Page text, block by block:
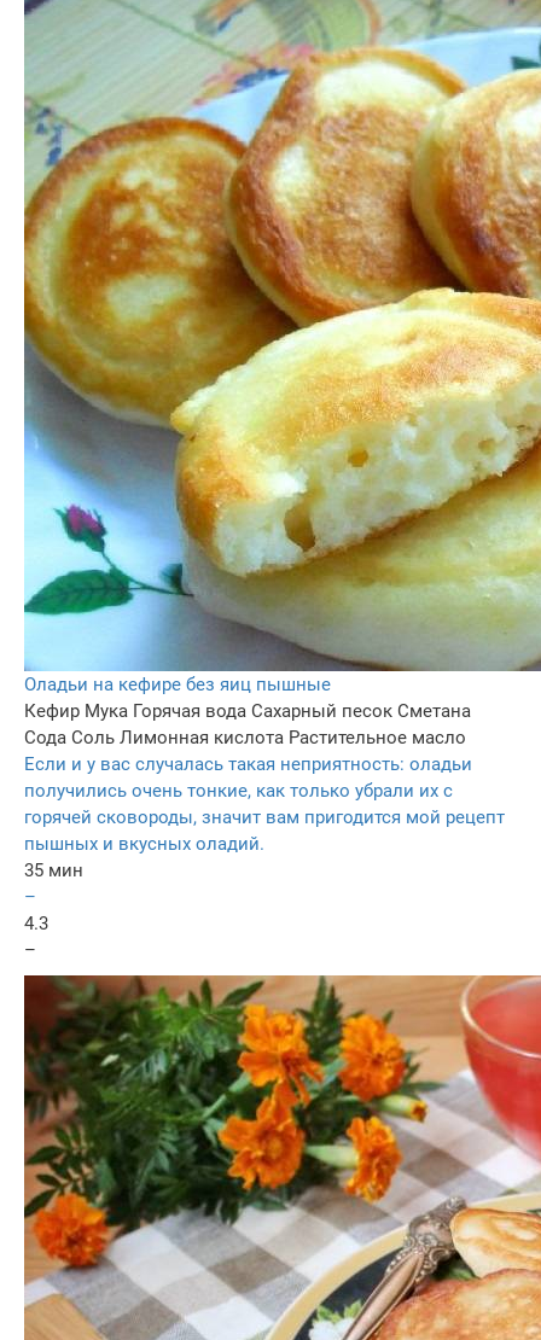
Оладьи на кефире без яиц пышные
Кефир Мука Горячая вода Сахарный песок Сметана
Сода Соль Лимонная кислота Растительное масло
Если и у вас случалась такая неприятность: оладьи
получились очень тонкие, как только убрали их с
горячей сковороды, значит вам пригодится мой рецепт
пышных и вкусных оладий.
35 мин
–
4.3
–